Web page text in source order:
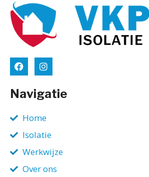
Navigatie
Home
Isolatie
Werkwijze
Over ons